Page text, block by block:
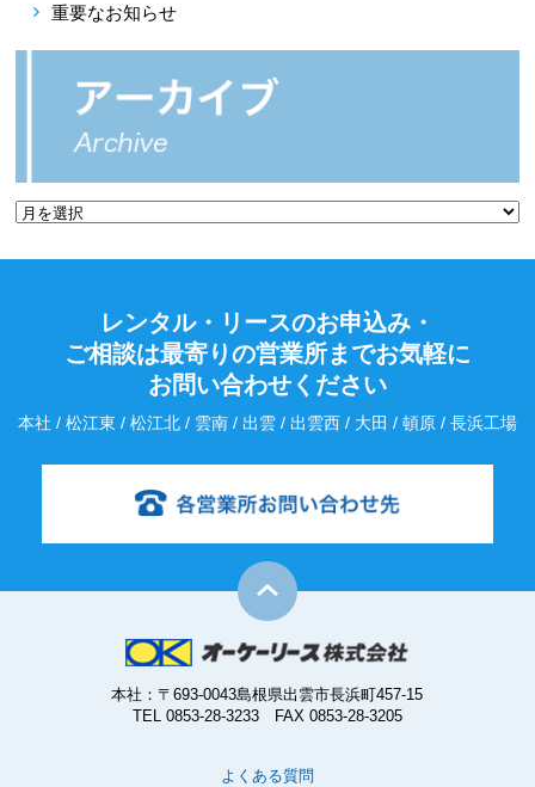
重要なお知らせ
レンタル・リースのお申込み・
ご相談は最寄りの営業所までお気軽に
お問い合わせください
本社 / 松江東 / 松江北 / 雲南 / 出雲 / 出雲西 / 大田 / 頓原 / 長浜工場
本社：〒693-0043島根県出雲市長浜町457-15
TEL 0853-28-3233 FAX 0853-28-3205
よくある質問